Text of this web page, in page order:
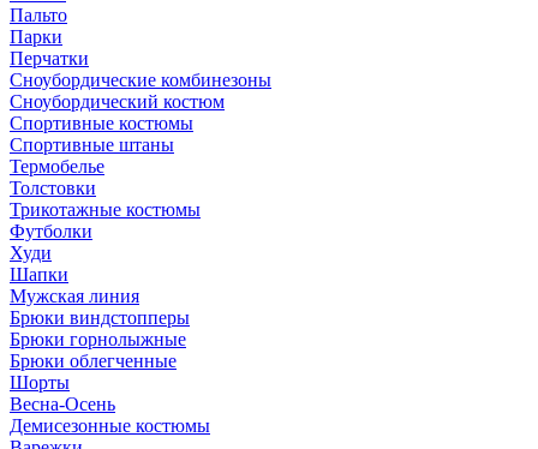
Пальто
Парки
Перчатки
Сноубордические комбинезоны
Сноубордический костюм
Спортивные костюмы
Спортивные штаны
Термобелье
Толстовки
Трикотажные костюмы
Футболки
Худи
Шапки
Мужская линия
Брюки виндстопперы
Брюки горнолыжные
Брюки облегченные
Шорты
Весна-Осень
Демисезонные костюмы